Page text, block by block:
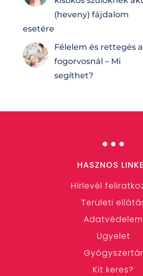
(heveny) fájdalom
esetére
Félelem és rettegés a
fogorvosnál – Mi
segíthet?
…
HASZNOS
Hírlevél
Területi
Adatvédelem
Ügyelet
Gyógyszertár
Kit keres?